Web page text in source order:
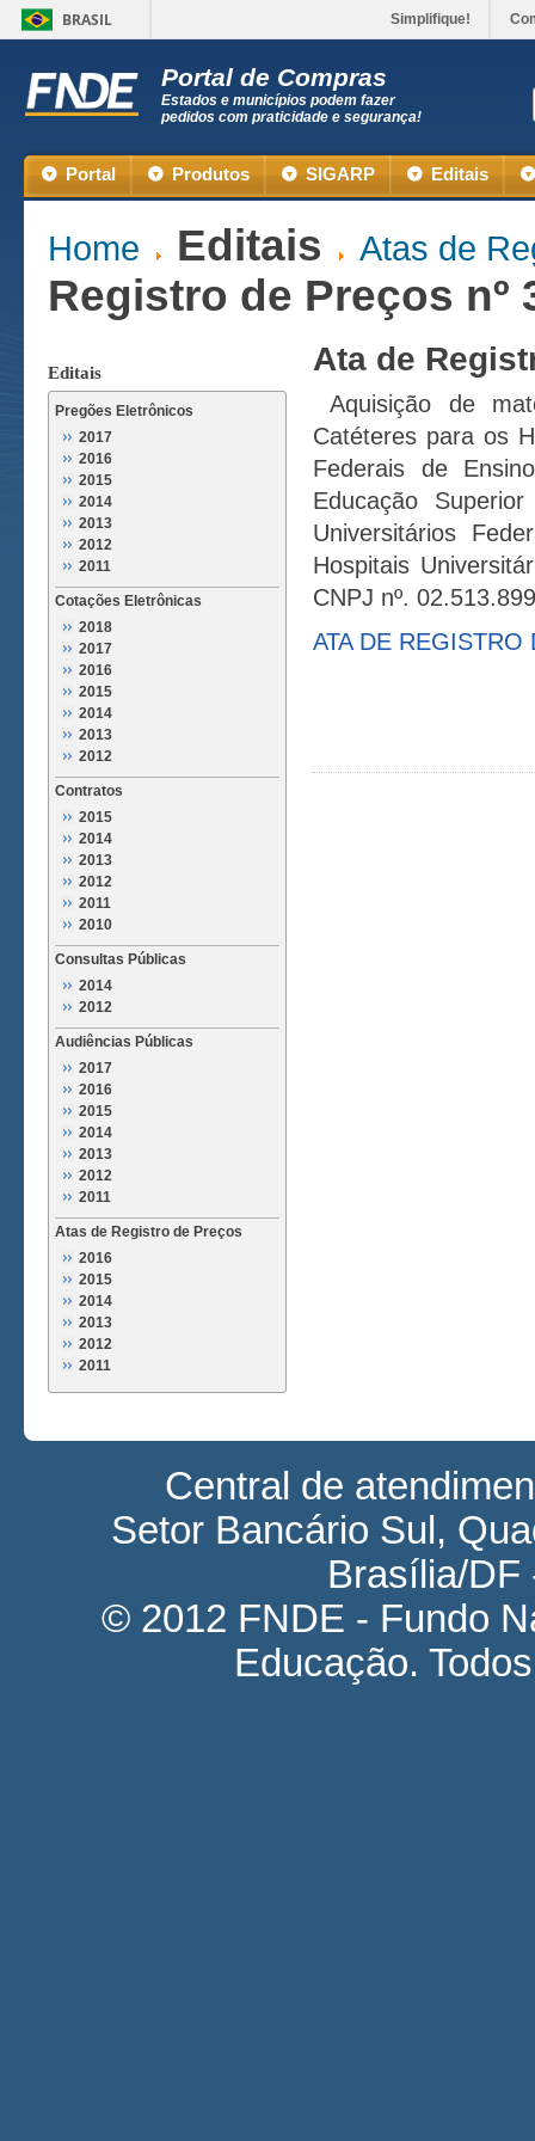
BRASIL Simplifique!
Portal de Compras
Estados e municípios podem fazer
pedidos com praticidade e segurança!
Portal Produtos SIGARP Editais
Home Editais Atas de
Registro de Preços nº
Editais
Pregões Eletrônicos
2017
2016
2015
2014
2013
2012
2011
Cotações Eletrônicas
2018
2017
2016
2015
2014
2013
2012
Contratos
2015
2014
2013
2012
2011
2010
Consultas Públicas
2014
2012
Audiências Públicas
2017
2016
2015
2014
2013
2012
2011
Atas de Registro de Preços
2016
2015
2014
2013
2012
2011
Ata de
Aquisição de
Catéteres para os
Federais de
Educação
Universitários
Hospitais
CNPJ nº.
ATA DE REGISTRO
Central de
Setor Bancário Sul,
Brasília/DF
© 2012 FNDE - Fundo
Educação.